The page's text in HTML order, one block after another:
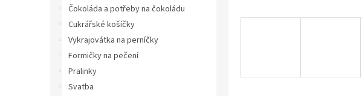
Čokoláda a potřeby na čokoládu
Cukrářské košíčky
Vykrajovátka na perníčky
Formičky na pečení
Pralinky
Svatba